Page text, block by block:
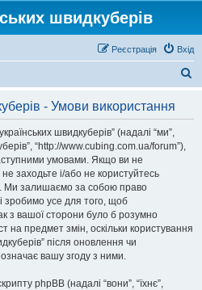
швидкуберів
Вхід
Реєстрація
- Умови використання
швидкуберів” (надалі “ми”,
“http://www.cubing.com.ua/forum”),
умовами. Якщо ви не
заходьте і/або не користуйтесь
Ми залишаємо за собою право
зробимо усе для того, щоб
з вашої сторони було б розумно
на предмет змін, оскільки користування
після оновлення чи
вашу згоду з ними.
phpBB (надалі “вони”, “їхнє”,